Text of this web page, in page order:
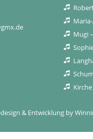
Mugi
& Entwicklung by